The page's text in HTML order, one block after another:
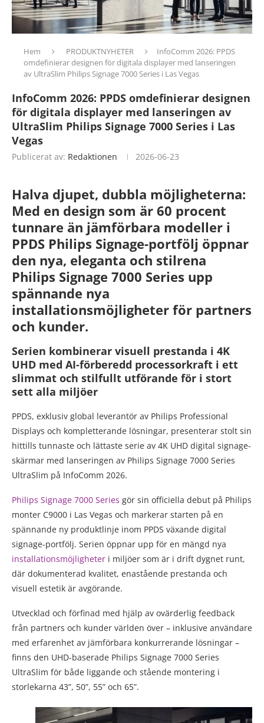
Hem PRODUKTNYHETER
InfoComm 2026: PPDS
omdefinierar designen för digitala displayer med lanseringen
av UltraSlim Philips Signage 7000 Series i Las Vegas
InfoComm 2026: PPDS omdefinierar designen
för digitala displayer med lanseringen av
UltraSlim Philips Signage 7000 Series i Las
Vegas
Publicerat av: Redaktionen 2026-06-23
Halva djupet, dubbla möjligheterna:
Med en design som är 60 procent
tunnare än jämförbara modeller i
PPDS Philips Signage-portfölj öppnar
den nya, eleganta och stilrena
Philips Signage 7000 Series upp
spännande nya
installationsmöjligheter för partners
och kunder.
Serien kombinerar visuell prestanda i 4K
UHD med AI-förberedd processorkraft i ett
slimmat och stilfullt utförande för i stort
sett alla miljöer
PPDS, exklusiv global leverantör av Philips Professional
Displays och kompletterande lösningar, presenterar stolt sin
hittills tunnaste och lättaste serie av 4K UHD digital signage-
skärmar med lanseringen av Philips Signage 7000 Series
UltraSlim på InfoComm 2026.
Philips Signage 7000 Series gör sin officiella debut på Philips
monter C9000 i Las Vegas och markerar starten på en
spännande ny produktlinje inom PPDS växande digital
signage-portfölj. Serien öppnar upp för en mängd nya
installationsmöjligheter i miljöer som är i drift dygnet runt,
där dokumenterad kvalitet, enastående prestanda och
visuell estetik är avgörande.
Utvecklad och förfinad med hjälp av ovärderlig feedback
från partners och kunder världen över – inklusive användare
med erfarenhet av jämförbara konkurrerande lösningar –
finns den UHD-baserade Philips Signage 7000 Series
UltraSlim för både liggande och stående montering i
storlekarna 43”, 50”, 55” och 65”.